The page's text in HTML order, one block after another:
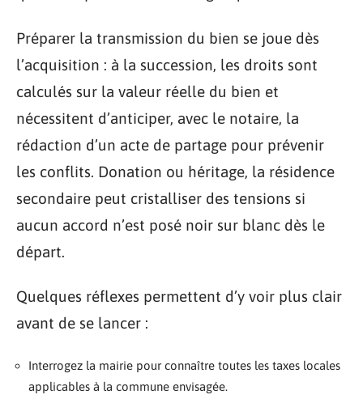
Préparer la transmission du bien se joue dès
l’acquisition : à la succession, les droits sont
calculés sur la valeur réelle du bien et
nécessitent d’anticiper, avec le notaire, la
rédaction d’un acte de partage pour prévenir
les conflits. Donation ou héritage, la résidence
secondaire peut cristalliser des tensions si
aucun accord n’est posé noir sur blanc dès le
départ.
Quelques réflexes permettent d’y voir plus clair
avant de se lancer :
Interrogez la mairie pour connaître toutes les taxes locales
applicables à la commune envisagée.